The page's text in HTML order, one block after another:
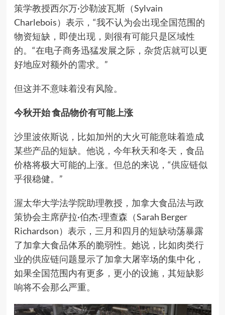
策学教授西尔万·沙勒波瓦斯（Sylvain
Charlebois）表示，“我不认为会出现全国范围的
物资短缺，即使出现，则很有可能只是区域性
的。“在电子商务迅猛发展之际，杂货店就可以更
好地应对额外的需求。”
但这并不意味着没有风险。
今秋开始 食品物价有可能上涨
沙里波依斯说，比如加州的大火可能意味着造成
某些产品的短缺。他说，今年秋天和冬天，食品
价格将极大可能的上涨。但总的来说，“供应链似
乎很稳健。”
渥太华大学法学院助理教授，加拿大食品法与政
策协会主席萨拉·伯杰·理查森（Sarah Berger
Richardson）表示，三月和四月的短缺动荡暴露
了加拿大食品体系的脆弱性。她说，比如肉类行
业的供应链问题显示了加拿大屠宰场的集中化，
如果全国范围内有更多，更小的设施，其短缺影
响将不会那么严重。